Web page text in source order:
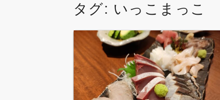
タグ: いっこまっこ